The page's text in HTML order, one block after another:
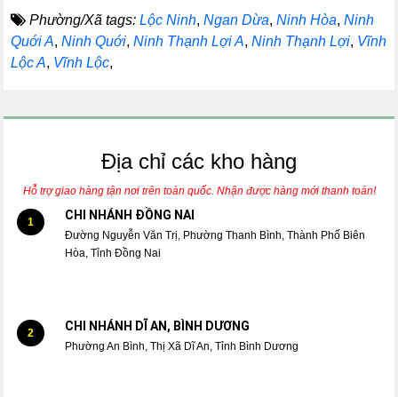
Phường/Xã tags: Lộc Ninh,Ngan Dừa,Ninh Hòa,Ninh
Quới A,Ninh Quới,Ninh Thạnh Lợi A,Ninh Thạnh Lợi, Vĩnh
Lộc A, Vĩnh Lộc,
Địa chỉ các kho hàng
Hỗ trợ giao hàng tận nơi trên toàn quốc. Nhận được hàng mới thanh toán!
1 CHI NHÁNH ĐỒNG NAI
Đường Nguyễn Văn Trị, Phường Thanh Bình, Thành Phố Biên
Hòa, Tỉnh Đồng Nai
2 CHI NHÁNH DĨ AN, BÌNH DƯƠNG
Phường An Bình, Thị Xã Dĩ An, Tỉnh Bình Dương